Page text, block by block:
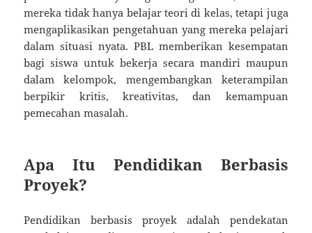
mereka tidak hanya belajar teori di kelas, tetapi juga
mengaplikasikan pengetahuan yang mereka pelajari
dalam situasi nyata. PBL memberikan kesempatan
bagi siswa untuk bekerja secara mandiri maupun
dalam kelompok, mengembangkan keterampilan
berpikir kritis, kreativitas, dan kemampuan
pemecahan masalah.
Apa Itu Pendidikan Berbasis
Proyek?
Pendidikan berbasis proyek adalah pendekatan